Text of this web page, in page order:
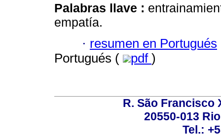
Palabras llave :
empatía.
· resumen en Portugués
Portugués (
pdf )
R. São Francisco
20550-013
Tel.: